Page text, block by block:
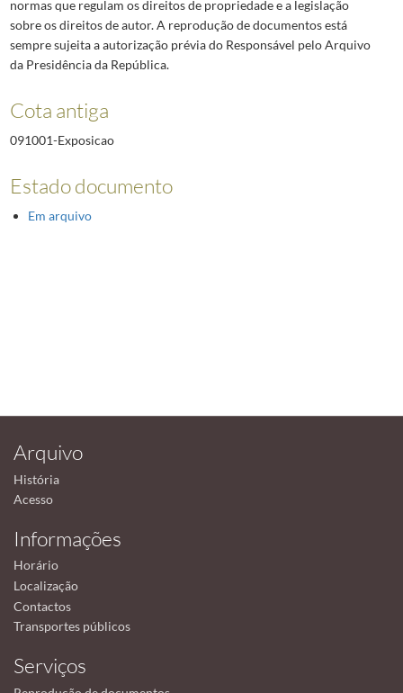
normas que regulam os direitos de propriedade e a legislação
sobre os direitos de autor. A reprodução de documentos está
sempre sujeita a autorização prévia do Responsável pelo Arquivo
da Presidência da República.
Cota antiga
091001-Exposicao
Estado documento
Em arquivo
Arquivo
História
Acesso
Informações
Horário
Localização
Contactos
Transportes públicos
Serviços